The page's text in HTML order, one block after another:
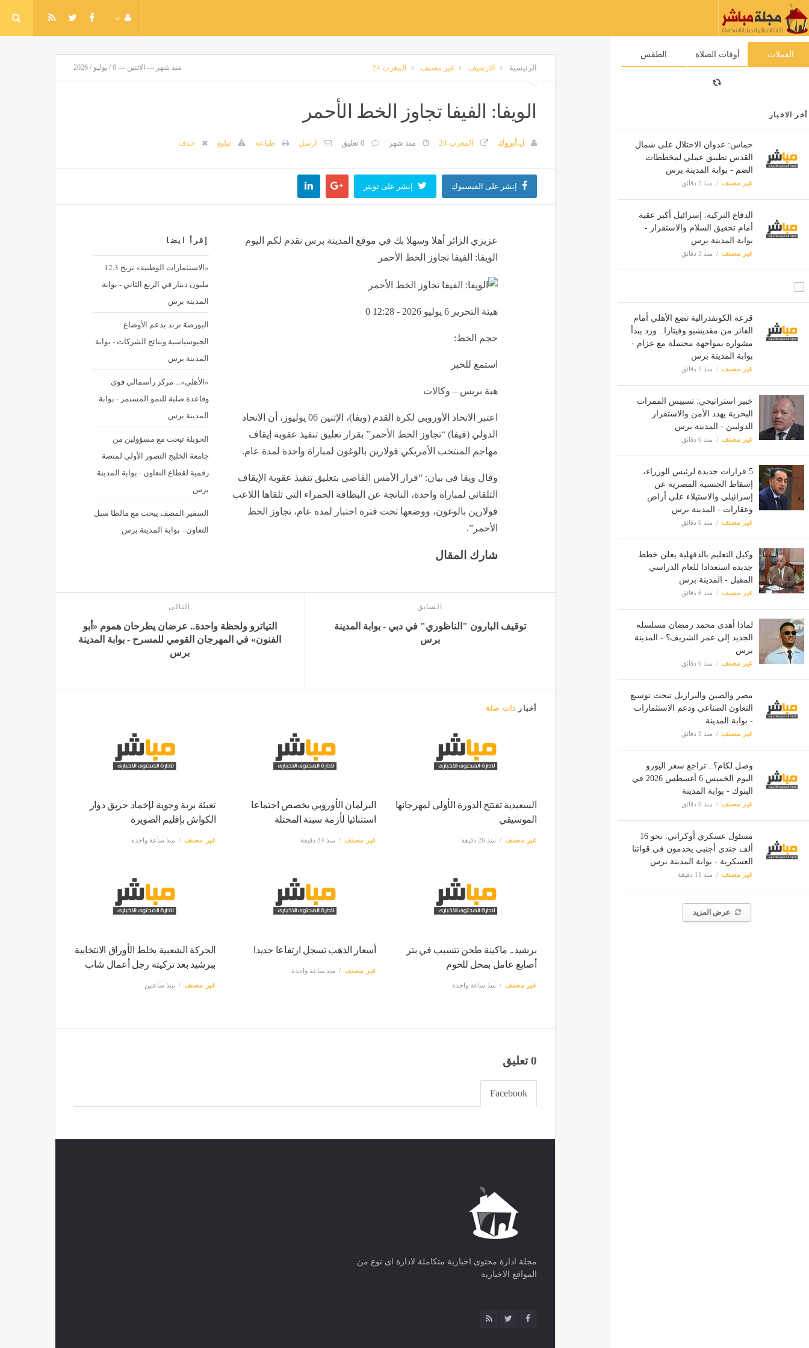
العملات أوقات الصلاة الطقس
أخر الاخبار
حماس: عدوان الاحتلال على شمال
القدس تطبيق عملي لمخططات
الضم - بوابة المدينة برس
غير مصنف منذ 3 دقائق
الدفاع التركية: إسرائيل أكبر عقبة
أمام تحقيق السلام والاستقرار -
بوابة المدينة برس
غير مصنف منذ 3 دقائق
قرعة الكونفدرالية تضع الأهلي أمام
الفائز من مقديشيو وفيتارا.. وزد يبدأ
مشواره بمواجهة محتملة مع عزام -
بوابة المدينة برس
غير مصنف منذ 3 دقائق
خبير استراتيجي: تسييس الممرات
البحرية يهدد الأمن والاستقرار
الدوليين - المدينة برس
غير مصنف منذ 6 دقائق
5 قرارات جديدة لرئيس الوزراء،
إسقاط الجنسية المصرية عن
إسرائيلي والاستيلاء على أراض
وعقارات - المدينة برس
غير مصنف منذ 6 دقائق
وكيل التعليم بالدقهلية يعلن خطط
جديدة استعدادا للعام الدراسي
المقبل - المدينة برس
غير مصنف منذ 6 دقائق
لماذا أهدى محمد رمضان مسلسله
الجديد إلى عمر الشريف؟ - المدينة
برس
غير مصنف منذ 6 دقائق
مصر والصين والبرازيل تبحث توسيع
التعاون الصناعي ودعم الاستثمارات
- بوابة المدينة
غير مصنف منذ 9 دقائق
وصل لكام؟.. تراجع سعر اليورو
اليوم الخميس 6 أغسطس 2026 في
البنوك - بوابة المدينة
غير مصنف منذ 9 دقائق
مسئول عسكري أوكراني: نحو 16
ألف جندي أجنبي يخدمون في قواتنا
العسكرية - بوابة المدينة برس
غير مصنف منذ 11 دقيقة
عرض المزيد
الرئيسية الارشيف غير مصنف المغرب 24 منذ شهر — الاثنين — 6 / يوليو / 2026
الويفا: الفيفا تجاوز الخط الأحمر
ل.أبروك المغرب 24 منذ شهر 0 تعليق ارسل طباعة تبليغ حذف
إنشر على الفيسبوك إنشر على تويتر
إقرأ ايضا
«الاستثمارات الوطنية» تربح 12.3
مليون دينار في الربع الثاني - بوابة
المدينة برس
البورصة ترتد بدعم الأوضاع
الجيوسياسية ونتائج الشركات - بوابة
المدينة برس
«الأهلي»... مركز رأسمالي قوي
وقاعدة صلبة للنمو المستمر - بوابة
المدينة برس
الحويلة تبحث مع مسؤولين من
جامعة الخليج التصور الأولي لمنصة
رقمية لقطاع التعاون - بوابة المدينة
برس
السفير المضف يبحث مع مالطا سبل
التعاون - بوابة المدينة برس
عزيزي الزائر أهلا وسهلا بك في موقع المدينة برس نقدم لكم اليوم
الويفا: الفيفا تجاوز الخط الأحمر
هيئة التحرير 6 يوليو 2026 - 12:28 0
حجم الخط:
استمع للخبر
هبة بريس – وكالات
اعتبر الاتحاد الأوروبي لكرة القدم (ويفا)، الإثنين 06 يوليوز، أن الاتحاد
الدولي (فيفا) “تجاوز الخط الأحمر” بقرار تعليق تنفيذ عقوبة إيقاف
مهاجم المنتخب الأمريكي فولارين بالوغون لمباراة واحدة لمدة عام.
وقال ويفا في بيان: “قرار الأمس القاضي بتعليق تنفيذ عقوبة الإيقاف
التلقائي لمباراة واحدة، الناتجة عن البطاقة الحمراء التي تلقاها اللاعب
فولارين بالوغون، ووضعها تحت فترة اختبار لمدة عام، تجاوز الخط
الأحمر”.
شارك المقال
السابق
توقيف البارون "الناظوري" في دبي - بوابة المدينة
برس
التالى
التياترو ولحظة واحدة.. عرضان يطرحان هموم «أبو
الفنون» في المهرجان القومي للمسرح - بوابة المدينة
برس
أخبار ذات صلة
السعيدية تفتتح الدورة الأولى لمهرجانها
الموسيقي
غير مصنف منذ 26 دقيقة
البرلمان الأوروبي يخصص اجتماعا
استثنائيا لأزمة سبتة المحتلة
غير مصنف منذ 34 دقيقة
تعبئة برية وجوية لإخماد حريق دوار
الكواش بإقليم الصويرة
غير مصنف منذ ساعة واحدة
برشيد.. ماكينة طحن تتسبب في بتر
أصابع عامل بمحل للحوم
غير مصنف منذ ساعة واحدة
أسعار الذهب تسجل ارتفاعا جديدا
غير مصنف منذ ساعة واحدة
الحركة الشعبية يخلط الأوراق الانتخابية
ببرشيد بعد تزكيته رجل أعمال شاب
غير مصنف منذ ساعتين
0 تعليق
Facebook
مجلة ادارة محتوى اخبارية متكاملة لادارة اى نوع من
المواقع الاخبارية